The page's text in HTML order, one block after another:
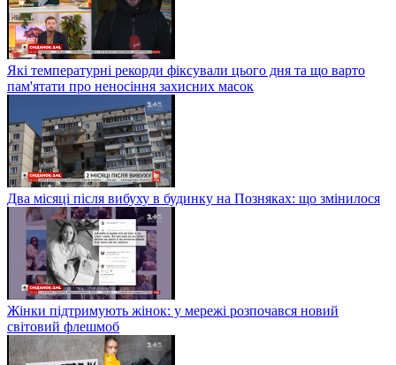
Які температурні рекорди фіксували цього дня та що варто
пам'ятати про неносіння захисних масок
Два місяці після вибуху в будинку на Позняках: що змінилося
Жінки підтримують жінок: у мережі розпочався новий
світовий флешмоб